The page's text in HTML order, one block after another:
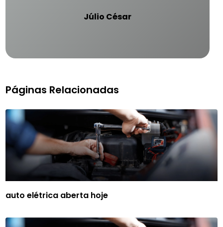
Júlio César
Páginas Relacionadas
auto elétrica aberta hoje